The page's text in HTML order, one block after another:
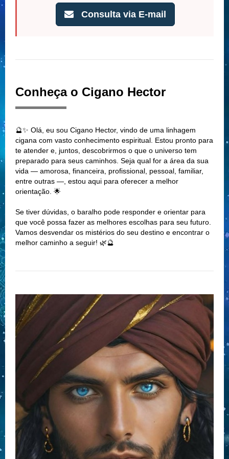
Consulta via E-mail
Conheça o Cigano Hector
🔮✨ Olá, eu sou Cigano Hector, vindo de uma linhagem
cigana com vasto conhecimento espiritual. Estou pronto para
te atender e, juntos, descobrirmos o que o universo tem
preparado para seus caminhos. Seja qual for a área da sua
vida — amorosa, financeira, profissional, pessoal, familiar,
entre outras —, estou aqui para oferecer a melhor
orientação. 🌟
Se tiver dúvidas, o baralho pode responder e orientar para
que você possa fazer as melhores escolhas para seu futuro.
Vamos desvendar os mistérios do seu destino e encontrar o
melhor caminho a seguir! 🌿🔮